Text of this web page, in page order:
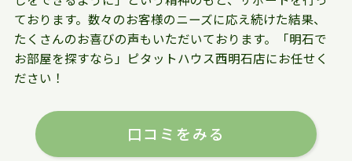
ております。数々のお客様のニーズに応え続けた結果、
たくさんのお喜びの声もいただいております。「明石で
お部屋を探すなら」ピタットハウス西明石店にお任せく
ださい！
口コミをみる